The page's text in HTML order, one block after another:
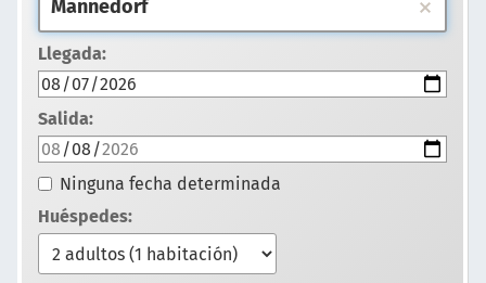
Llegada:
Salida:
Ninguna fecha determinada
Huéspedes: